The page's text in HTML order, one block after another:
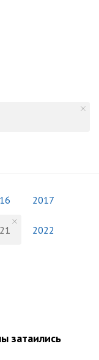
2017
2022
затаились